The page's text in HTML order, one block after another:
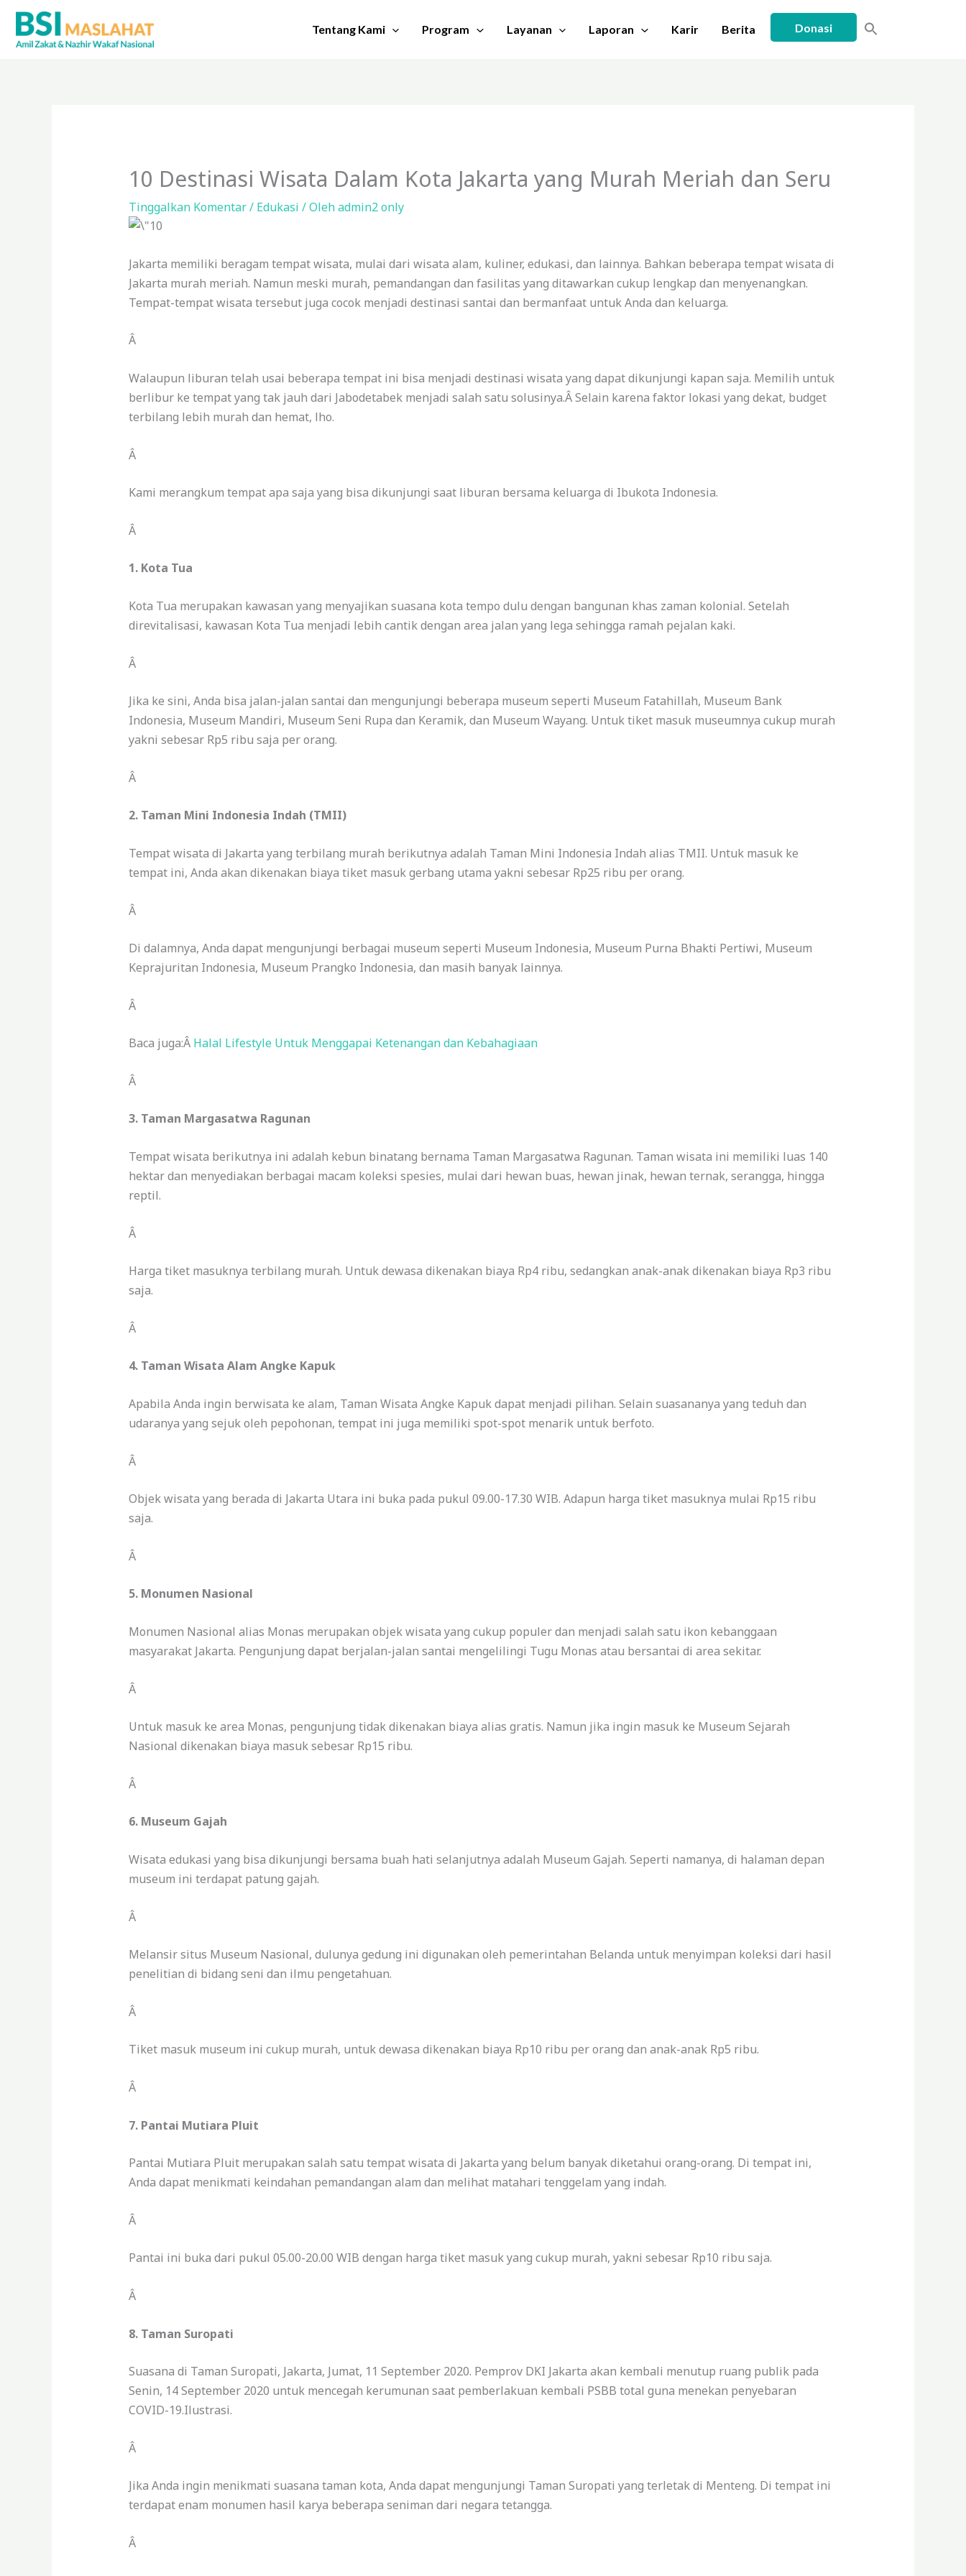
Lewati
konten
Tentang Kami Program Layanan Laporan Karir Berita Donasi
10 Destinasi Wisata Dalam Kota Jakarta yang Murah Meriah dan Seru
Tinggalkan Komentar/ Edukasi / Olehadmin2 only
Jakarta memiliki beragam tempat wisata, mulai dari wisata alam, kuliner, edukasi, dan lainnya. Bahkan beberapa tempat wisata di
Jakarta murah meriah. Namun meski murah, pemandangan dan fasilitas yang ditawarkan cukup lengkap dan menyenangkan.
Tempat-tempat wisata tersebut juga cocok menjadi destinasi santai dan bermanfaat untuk Anda dan keluarga.
Â
Walaupun liburan telah usai beberapa tempat ini bisa menjadi destinasi wisata yang dapat dikunjungi kapan saja. Memilih untuk
berlibur ke tempat yang tak jauh dari Jabodetabek menjadi salah satu solusinya.Â Selain karena faktor lokasi yang dekat, budget
terbilang lebih murah dan hemat, lho.
Â
Kami merangkum tempat apa saja yang bisa dikunjungi saat liburan bersama keluarga di Ibukota Indonesia.
Â
1. Kota Tua
Kota Tua merupakan kawasan yang menyajikan suasana kota tempo dulu dengan bangunan khas zaman kolonial. Setelah
direvitalisasi, kawasan Kota Tua menjadi lebih cantik dengan area jalan yang lega sehingga ramah pejalan kaki.
Â
Jika ke sini, Anda bisa jalan-jalan santai dan mengunjungi beberapa museum seperti Museum Fatahillah, Museum Bank
Indonesia, Museum Mandiri, Museum Seni Rupa dan Keramik, dan Museum Wayang. Untuk tiket masuk museumnya cukup murah
yakni sebesar Rp5 ribu saja per orang.
Â
2. Taman Mini Indonesia Indah (TMII)
Tempat wisata di Jakarta yang terbilang murah berikutnya adalah Taman Mini Indonesia Indah alias TMII. Untuk masuk ke
tempat ini, Anda akan dikenakan biaya tiket masuk gerbang utama yakni sebesar Rp25 ribu per orang.
Â
Di dalamnya, Anda dapat mengunjungi berbagai museum seperti Museum Indonesia, Museum Purna Bhakti Pertiwi, Museum
Keprajuritan Indonesia, Museum Prangko Indonesia, dan masih banyak lainnya.
Â
Baca juga:Â Halal Lifestyle Untuk Menggapai Ketenangan dan Kebahagiaan
Â
3. Taman Margasatwa Ragunan
Tempat wisata berikutnya ini adalah kebun binatang bernama Taman Margasatwa Ragunan. Taman wisata ini memiliki luas 140
hektar dan menyediakan berbagai macam koleksi spesies, mulai dari hewan buas, hewan jinak, hewan ternak, serangga, hingga
reptil.
Â
Harga tiket masuknya terbilang murah. Untuk dewasa dikenakan biaya Rp4 ribu, sedangkan anak-anak dikenakan biaya Rp3 ribu
saja.
Â
4. Taman Wisata Alam Angke Kapuk
Apabila Anda ingin berwisata ke alam, Taman Wisata Angke Kapuk dapat menjadi pilihan. Selain suasananya yang teduh dan
udaranya yang sejuk oleh pepohonan, tempat ini juga memiliki spot-spot menarik untuk berfoto.
Â
Objek wisata yang berada di Jakarta Utara ini buka pada pukul 09.00-17.30 WIB. Adapun harga tiket masuknya mulai Rp15 ribu
saja.
Â
5. Monumen Nasional
Monumen Nasional alias Monas merupakan objek wisata yang cukup populer dan menjadi salah satu ikon kebanggaan
masyarakat Jakarta. Pengunjung dapat berjalan-jalan santai mengelilingi Tugu Monas atau bersantai di area sekitar.
Â
Untuk masuk ke area Monas, pengunjung tidak dikenakan biaya alias gratis. Namun jika ingin masuk ke Museum Sejarah
Nasional dikenakan biaya masuk sebesar Rp15 ribu.
Â
6. Museum Gajah
Wisata edukasi yang bisa dikunjungi bersama buah hati selanjutnya adalah Museum Gajah. Seperti namanya, di halaman depan
museum ini terdapat patung gajah.
Â
Melansir situs Museum Nasional, dulunya gedung ini digunakan oleh pemerintahan Belanda untuk menyimpan koleksi dari hasil
penelitian di bidang seni dan ilmu pengetahuan.
Â
Tiket masuk museum ini cukup murah, untuk dewasa dikenakan biaya Rp10 ribu per orang dan anak-anak Rp5 ribu.
Â
7. Pantai Mutiara Pluit
Pantai Mutiara Pluit merupakan salah satu tempat wisata di Jakarta yang belum banyak diketahui orang-orang. Di tempat ini,
Anda dapat menikmati keindahan pemandangan alam dan melihat matahari tenggelam yang indah.
Â
Pantai ini buka dari pukul 05.00-20.00 WIB dengan harga tiket masuk yang cukup murah, yakni sebesar Rp10 ribu saja.
Â
8. Taman Suropati
Suasana di Taman Suropati, Jakarta, Jumat, 11 September 2020. Pemprov DKI Jakarta akan kembali menutup ruang publik pada
Senin, 14 September 2020 untuk mencegah kerumunan saat pemberlakuan kembali PSBB total guna menekan penyebaran
COVID-19.Ilustrasi.
Â
Jika Anda ingin menikmati suasana taman kota, Anda dapat mengunjungi Taman Suropati yang terletak di Menteng. Di tempat ini
terdapat enam monumen hasil karya beberapa seniman dari negara tetangga.
Â